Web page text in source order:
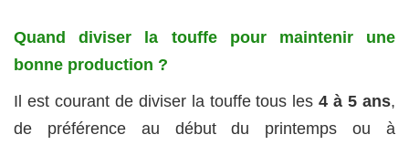
Quand diviser la touffe pour maintenir une
bonne production ?
Il est courant de diviser la touffe tous les4 à 5 ans,
de préférence au début du printemps ou à